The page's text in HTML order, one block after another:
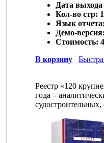
Дата выхода
Кол-во стр:
Язык отчета:
Демо-версия:
Стоимость:
В корзину
Реестр «120
года –